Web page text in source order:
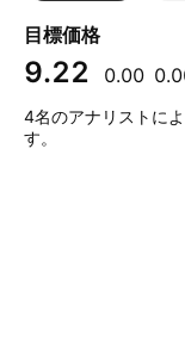
目標価格
9.22 0.00
4名のアナリストに
す。